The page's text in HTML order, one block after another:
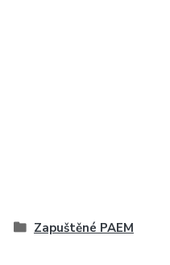
Zapuštěné PAEM